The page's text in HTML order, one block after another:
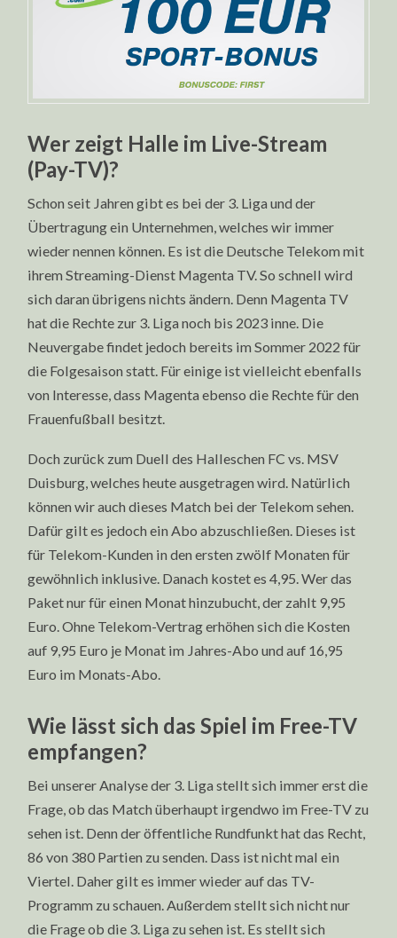
Wer zeigt Halle im Live-Stream
(Pay-TV)?
Schon seit Jahren gibt es bei der 3. Liga und der
Übertragung ein Unternehmen, welches wir immer
wieder nennen können. Es ist die Deutsche Telekom mit
ihrem Streaming-Dienst Magenta TV. So schnell wird
sich daran übrigens nichts ändern. Denn Magenta TV
hat die Rechte zur 3. Liga noch bis 2023 inne. Die
Neuvergabe findet jedoch bereits im Sommer 2022 für
die Folgesaison statt. Für einige ist vielleicht ebenfalls
von Interesse, dass Magenta ebenso die Rechte für den
Frauenfußball besitzt.
Doch zurück zum Duell des Halleschen FC vs. MSV
Duisburg, welches heute ausgetragen wird. Natürlich
können wir auch dieses Match bei der Telekom sehen.
Dafür gilt es jedoch ein Abo abzuschließen. Dieses ist
für Telekom-Kunden in den ersten zwölf Monaten für
gewöhnlich inklusive. Danach kostet es 4,95. Wer das
Paket nur für einen Monat hinzubucht, der zahlt 9,95
Euro. Ohne Telekom-Vertrag erhöhen sich die Kosten
auf 9,95 Euro je Monat im Jahres-Abo und auf 16,95
Euro im Monats-Abo.
Wie lässt sich das Spiel im Free-TV
empfangen?
Bei unserer Analyse der 3. Liga stellt sich immer erst die
Frage, ob das Match überhaupt irgendwo im Free-TV zu
sehen ist. Denn der öffentliche Rundfunkt hat das Recht,
86 von 380 Partien zu senden. Dass ist nicht mal ein
Viertel. Daher gilt es immer wieder auf das TV-
Programm zu schauen. Außerdem stellt sich nicht nur
die Frage ob die 3. Liga zu sehen ist. Es stellt sich